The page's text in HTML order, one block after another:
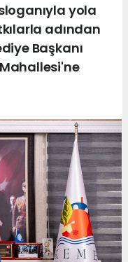
yola
adından
Başkanı